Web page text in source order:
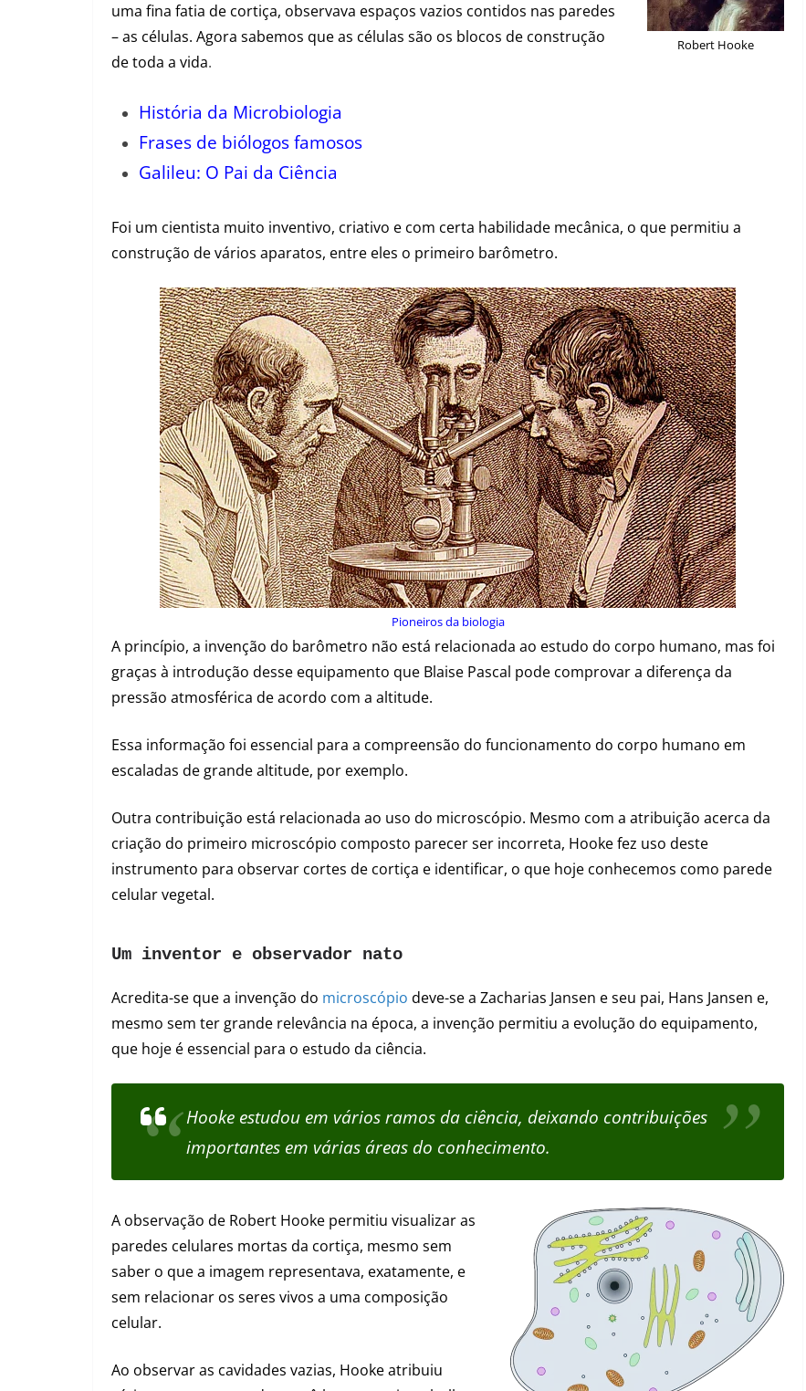
Robert Hooke
uma fina fatia de cortiça, observava espaços vazios contidos nas paredes
– as células. Agora sabemos que as células são os blocos de construção
de toda a vida.
História da Microbiologia
Frases de biólogos famosos
Galileu: O Pai da Ciência
Foi um cientista muito inventivo, criativo e com certa habilidade mecânica, o que permitiu a
construção de vários aparatos, entre eles o primeiro barômetro.
Pioneiros da biologia
A princípio, a invenção do barômetro não está relacionada ao estudo do corpo humano, mas foi
graças à introdução desse equipamento que Blaise Pascal pode comprovar a diferença da
pressão atmosférica de acordo com a altitude.
Essa informação foi essencial para a compreensão do funcionamento do corpo humano em
escaladas de grande altitude, por exemplo.
Outra contribuição está relacionada ao uso do microscópio. Mesmo com a atribuição acerca da
criação do primeiro microscópio composto parecer ser incorreta, Hooke fez uso deste
instrumento para observar cortes de cortiça e identificar, o que hoje conhecemos como parede
celular vegetal.
Um inventor e observador nato
Acredita-se que a invenção do microscópio deve-se a Zacharias Jansen e seu pai, Hans Jansen e,
mesmo sem ter grande relevância na época, a invenção permitiu a evolução do equipamento,
que hoje é essencial para o estudo da ciência.
Hooke estudou em vários ramos da ciência, deixando contribuições
importantes em várias áreas do conhecimento.
A observação de Robert Hooke permitiu visualizar as
paredes celulares mortas da cortiça, mesmo sem
saber o que a imagem representava, exatamente, e
sem relacionar os seres vivos a uma composição
celular.
Ao observar as cavidades vazias, Hooke atribuiu